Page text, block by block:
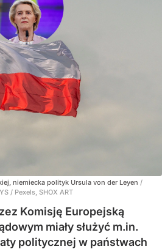
niemiecka polityk Ursula von der Leyen /
/ Pexels, SHOX ART
Komisję Europejską
miały służyć m.in.
politycznej w państwach